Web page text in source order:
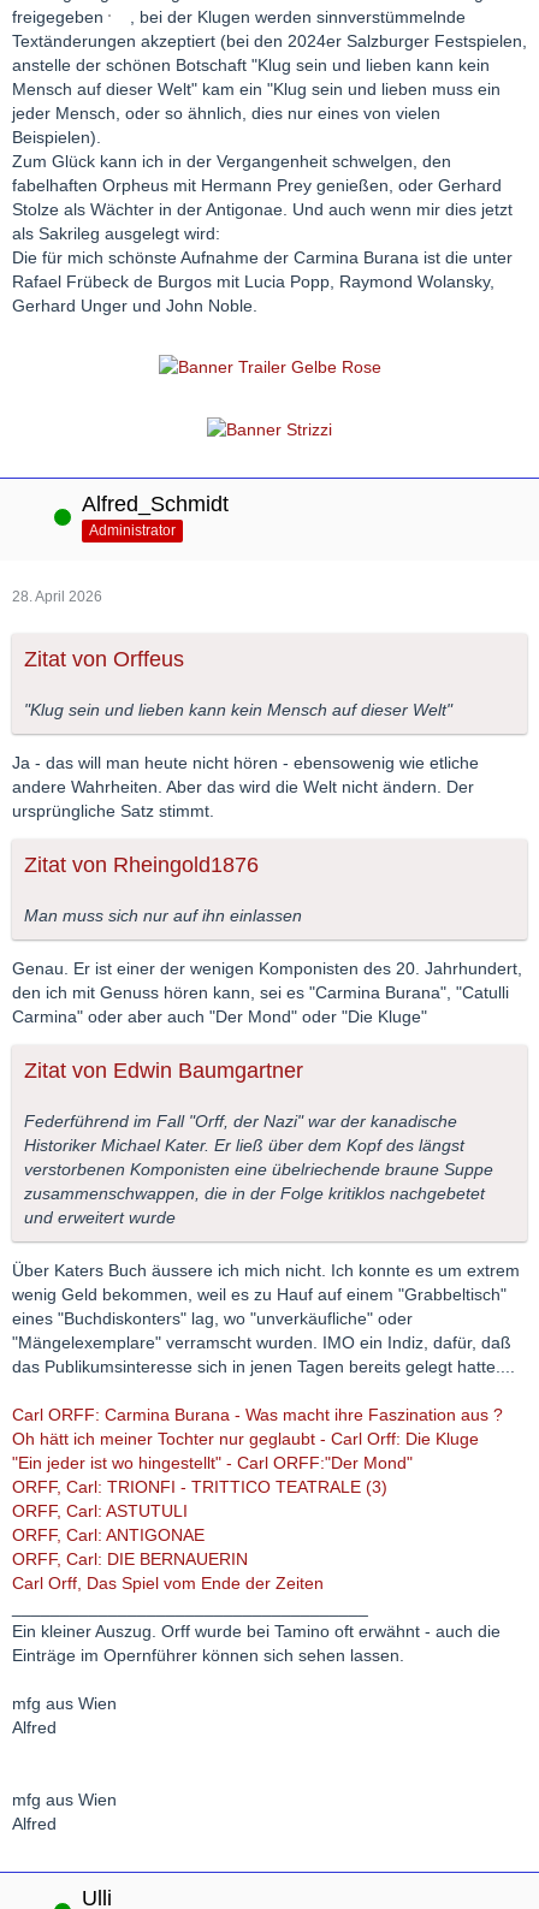
freigegeben
, bei der Klugen werden sinnverstümmelnde
Textänderungen akzeptiert (bei den 2024er Salzburger Festspielen,
anstelle der schönen Botschaft "Klug sein und lieben kann kein
Mensch auf dieser Welt" kam ein "Klug sein und lieben muss ein
jeder Mensch, oder so ähnlich, dies nur eines von vielen
Beispielen).
Zum Glück kann ich in der Vergangenheit schwelgen, den
fabelhaften Orpheus mit Hermann Prey genießen, oder Gerhard
Stolze als Wächter in der Antigonae. Und auch wenn mir dies jetzt
als Sakrileg ausgelegt wird:
Die für mich schönste Aufnahme der Carmina Burana ist die unter
Rafael Frübeck de Burgos mit Lucia Popp, Raymond Wolansky,
Gerhard Unger und John Noble.
Online Alfred_Schmidt
Administrator
28. April 2026
Zitat von Orffeus
"Klug sein und lieben kann kein Mensch auf dieser Welt"
Ja - das will man heute nicht hören - ebensowenig wie etliche
andere Wahrheiten. Aber das wird die Welt nicht ändern. Der
ursprüngliche Satz stimmt.
Zitat von Rheingold1876
Man muss sich nur auf ihn einlassen
Genau. Er ist einer der wenigen Komponisten des 20. Jahrhundert,
den ich mit Genuss hören kann, sei es "Carmina Burana", "Catulli
Carmina" oder aber auch "Der Mond" oder "Die Kluge"
Zitat von Edwin Baumgartner
Federführend im Fall "Orff, der Nazi" war der kanadische
Historiker Michael Kater. Er ließ über dem Kopf des längst
verstorbenen Komponisten eine übelriechende braune Suppe
zusammenschwappen, die in der Folge kritiklos nachgebetet
und erweitert wurde
Über Katers Buch äussere ich mich nicht. Ich konnte es um extrem
wenig Geld bekommen, weil es zu Hauf auf einem "Grabbeltisch"
eines "Buchdiskonters" lag, wo "unverkäufliche" oder
"Mängelexemplare" verramscht wurden. IMO ein Indiz, dafür, daß
das Publikumsinteresse sich in jenen Tagen bereits gelegt hatte....
Carl ORFF: Carmina Burana - Was macht ihre Faszination aus ?
Oh hätt ich meiner Tochter nur geglaubt - Carl Orff: Die Kluge
"Ein jeder ist wo hingestellt" - Carl ORFF:"Der Mond"
ORFF, Carl: TRIONFI - TRITTICO TEATRALE (3)
ORFF, Carl: ASTUTULI
ORFF, Carl: ANTIGONAE
ORFF, Carl: DIE BERNAUERIN
Carl Orff, Das Spiel vom Ende der Zeiten
Ein kleiner Auszug. Orff wurde bei Tamino oft erwähnt - auch die
Einträge im Opernführer können sich sehen lassen.
mfg aus Wien
Alfred
mfg aus Wien
Alfred
Ulli